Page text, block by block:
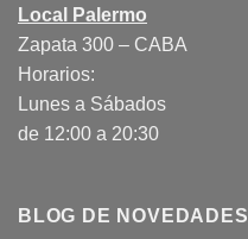
Local Palermo
Zapata 300 – CABA
Horarios:
Lunes a Sábados
de 12:00 a 20:30
BLOG DE NOVEDADES